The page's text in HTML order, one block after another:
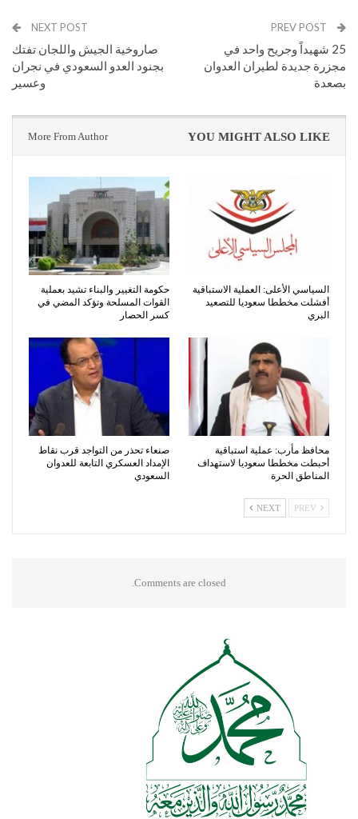
25 شهيداً وجريح واحد في
مجزرة جديدة لطيران العدوان
بصعدة
NEXT POST
صاروخية الجيش واللجان تفتك
بجنود العدو السعودي في نجران
وعسير
YOU MIGHT ALSO LIKE
More From Author
السياسي الأعلى: العملية الاستباقية
أفشلت مخططا سعوديا للتصعيد
البري
حكومة التغيير والبناء تشيد بعملية
القوات المسلحة وتؤكد المضي في
كسر الحصار
محافظ مأرب: عملية استباقية
أحبطت مخططا سعوديا لاستهداف
المناطق الحرة
صنعاء تحذر من التواجد قرب نقاط
الإمداد العسكري التابعة للعدوان
السعودي
NEXT
Comments are closed.